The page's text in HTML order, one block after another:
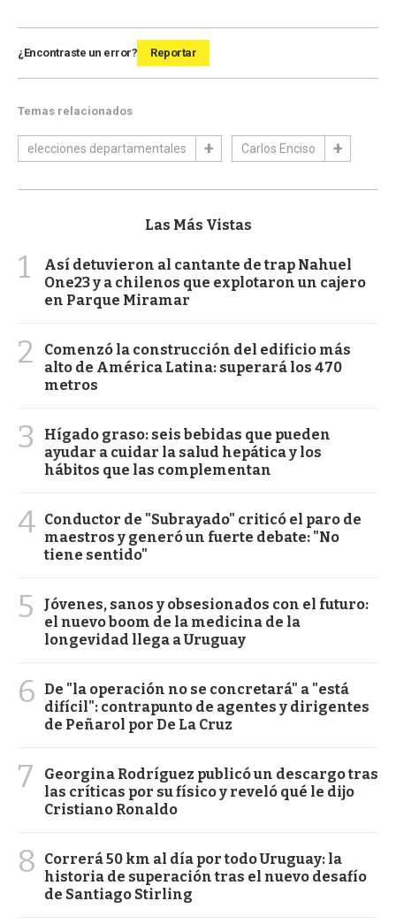
¿Encontraste un error? Reportar
Temas relacionados
elecciones departamentales Carlos Enciso
Las Más Vistas
1
Así detuvieron al cantante de trap Nahuel
One23 y a chilenos que explotaron un cajero
en Parque Miramar
2
Comenzó la construcción del edificio más
alto de América Latina: superará los 470
metros
3
Hígado graso: seis bebidas que pueden
ayudar a cuidar la salud hepática y los
hábitos que las complementan
4 Conductor de "Subrayado" criticó el paro de
maestros y generó un fuerte debate: "No
tiene sentido"
5
Jóvenes, sanos y obsesionados con el futuro:
el nuevo boom de la medicina de la
longevidad llega a Uruguay
6
De "la operación no se concretará" a "está
difícil": contrapunto de agentes y dirigentes
de Peñarol por De La Cruz
7
Georgina Rodríguez publicó un descargo tras
las críticas por su físico y reveló qué le dijo
Cristiano Ronaldo
8
Correrá 50 km al día por todo Uruguay: la
historia de superación tras el nuevo desafío
de Santiago Stirling